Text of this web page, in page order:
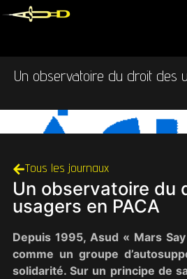
Un observatoire du droit des
Tous les journaux
Un observatoire du
usagers en PACA
Depuis 1995, Asud « Mars
comme un groupe
solidarité. Sur un principe de